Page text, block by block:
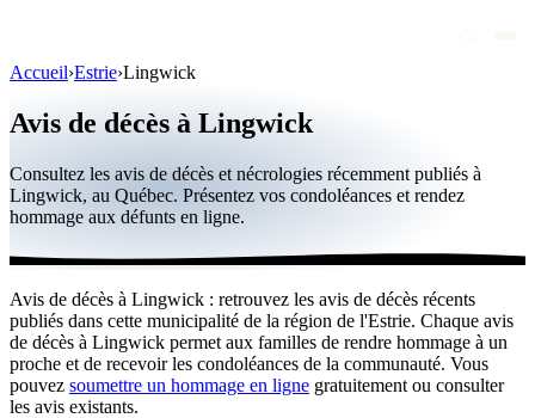
Personnalités publiques
Québec
Canada
International
Par région
Par ville
Maisons funéraires
Accueil›Estrie›Lingwick
Avis de décès à Lingwick
Consultez les avis de décès et nécrologies récemment publiés à
Lingwick, au Québec. Présentez vos condoléances et rendez
hommage aux défunts en ligne.
Avis de décès à Lingwick : retrouvez les avis de décès récents
publiés dans cette municipalité de la région de l'Estrie. Chaque avis
de décès à Lingwick permet aux familles de rendre hommage à un
proche et de recevoir les condoléances de la communauté. Vous
pouvez soumettre un hommage en ligne gratuitement ou consulter
les avis existants.